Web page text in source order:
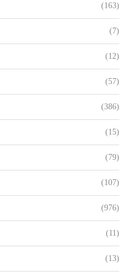
(163)
(7)
(12)
(57)
(386)
(15)
(79)
(107)
(976)
(11)
(13)